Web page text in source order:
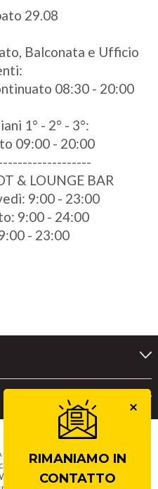
29.08
Balconata e Ufficio
08:30 - 20:00
1° - 2° - 3°:
09:00 - 20:00
& LOUNGE BAR
9:00 - 23:00
9:00 - 24:00
- 23:00
DI CORTINA
Partita IVA
Dichiarazione di accessibilità
Lavora con noi
RIMANIAMO IN
CONTATTO